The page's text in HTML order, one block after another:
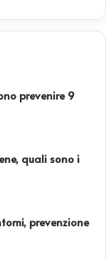
prevenire 9
quali sono i
prevenzione